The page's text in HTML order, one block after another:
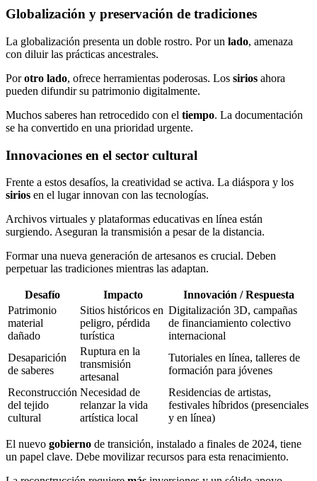
Globalización y preservación de tradiciones
La globalización presenta un doble rostro. Por un lado, amenaza
con diluir las prácticas ancestrales.
Porotro lado, ofrece herramientas poderosas. Los sirios ahora
pueden difundir su patrimonio digitalmente.
Muchos saberes han retrocedido con el tiempo. La documentación
se ha convertido en una prioridad urgente.
Innovaciones en el sector cultural
Frente a estos desafíos, la creatividad se activa. La diáspora y los
sirios en el lugar innovan con las tecnologías.
Archivos virtuales y plataformas educativas en línea están
surgiendo. Aseguran la transmisión a pesar de la distancia.
Formar una nueva generación de artesanos es crucial. Deben
perpetuar las tradiciones mientras las adaptan.
Desafío Impacto
Innovación / Respuesta
Patrimonio
material
dañado
Sitios históricos en
peligro, pérdida
turística
Digitalización 3D, campañas
de financiamiento colectivo
internacional
Desaparición
de saberes
Ruptura en la
transmisión
artesanal
Tutoriales en línea, talleres de
formación para jóvenes
Reconstrucción
del tejido
cultural
Necesidad de
relanzar la vida
artística local
Residencias de artistas,
festivales híbridos (presenciales
y en línea)
El nuevo gobierno de transición, instalado a finales de 2024, tiene
un papel clave. Debe movilizar recursos para esta renacimiento.